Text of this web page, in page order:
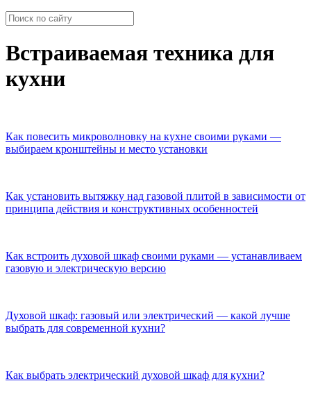
Встраиваемая техника для
кухни
Как повесить микроволновку на кухне своими руками —
выбираем кронштейны и место установки
Как установить вытяжку над газовой плитой в зависимости от
принципа действия и конструктивных особенностей
Как встроить духовой шкаф своими руками — устанавливаем
газовую и электрическую версию
Духовой шкаф: газовый или электрический — какой лучше
выбрать для современной кухни?
Как выбрать электрический духовой шкаф для кухни?